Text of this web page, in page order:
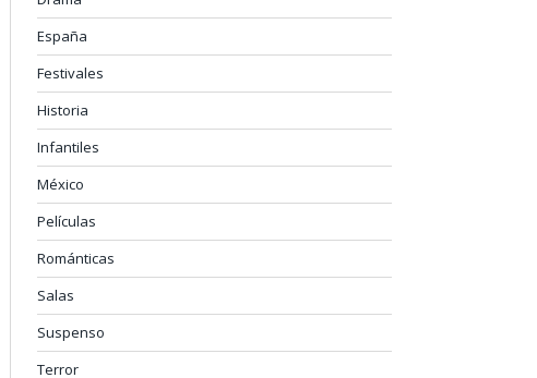
España
Festivales
Historia
Infantiles
México
Películas
Románticas
Salas
Suspenso
Terror